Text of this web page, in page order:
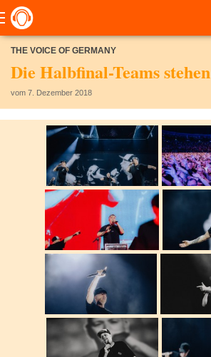
THE VOICE OF GERMANY
Die Halbfinal-Teams stehen
vom 7. Dezember 2018